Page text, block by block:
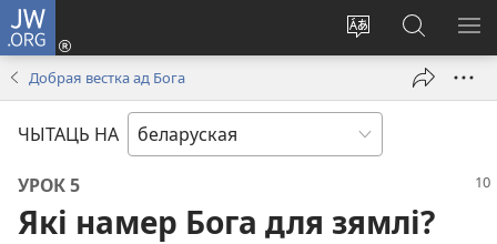
JW.ORG
Змяніць
Увайсці
(opens
Пошук
па
JW.ORG
Добрая вестка ад Бога
ЧЫТАЦЬ НА
УРОК 5
Які намер Бога для зямлі?